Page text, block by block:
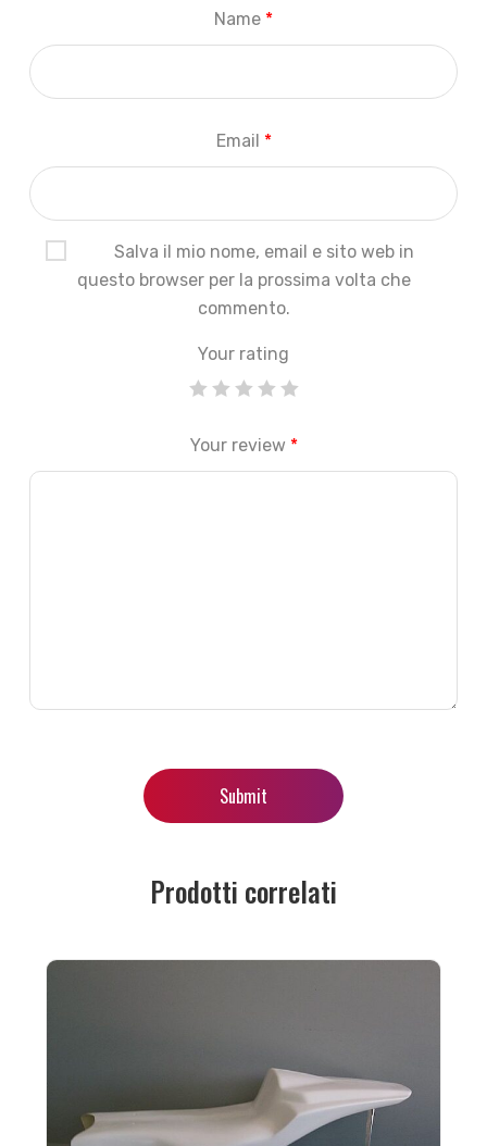
Name *
Email *
Salva il mio nome, email e sito web in
questo browser per la prossima volta che
commento.
Your rating
Your review *
Prodotti correlati